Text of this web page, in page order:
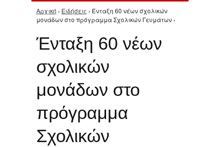
Είστε εδώ
Αρχική › Ειδήσεις › Ένταξη 60 νέων σχολικών
μονάδων στο πρόγραμμα Σχολικών Γευμάτων ›
Ένταξη 60 νέων
σχολικών
μονάδων στο
πρόγραμμα
Σχολικών